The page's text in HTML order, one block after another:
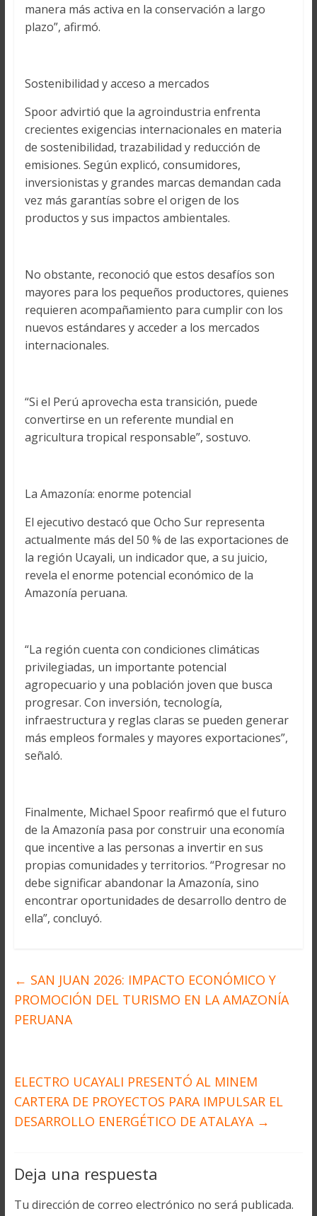
manera más activa en la conservación a largo
plazo”, afirmó.
Sostenibilidad y acceso a mercados
Spoor advirtió que la agroindustria enfrenta
crecientes exigencias internacionales en materia
de sostenibilidad, trazabilidad y reducción de
emisiones. Según explicó, consumidores,
inversionistas y grandes marcas demandan cada
vez más garantías sobre el origen de los
productos y sus impactos ambientales.
No obstante, reconoció que estos desafíos son
mayores para los pequeños productores, quienes
requieren acompañamiento para cumplir con los
nuevos estándares y acceder a los mercados
internacionales.
“Si el Perú aprovecha esta transición, puede
convertirse en un referente mundial en
agricultura tropical responsable”, sostuvo.
La Amazonía: enorme potencial
El ejecutivo destacó que Ocho Sur representa
actualmente más del 50 % de las exportaciones de
la región Ucayali, un indicador que, a su juicio,
revela el enorme potencial económico de la
Amazonía peruana.
“La región cuenta con condiciones climáticas
privilegiadas, un importante potencial
agropecuario y una población joven que busca
progresar. Con inversión, tecnología,
infraestructura y reglas claras se pueden generar
más empleos formales y mayores exportaciones”,
señaló.
Finalmente, Michael Spoor reafirmó que el futuro
de la Amazonía pasa por construir una economía
que incentive a las personas a invertir en sus
propias comunidades y territorios. “Progresar no
debe significar abandonar la Amazonía, sino
encontrar oportunidades de desarrollo dentro de
ella”, concluyó.
← SAN JUAN 2026: IMPACTO ECONÓMICO Y
PROMOCIÓN DEL TURISMO EN LA AMAZONÍA
PERUANA
ELECTRO UCAYALI PRESENTÓ AL MINEM
CARTERA DE PROYECTOS PARA IMPULSAR EL
DESARROLLO ENERGÉTICO DE ATALAYA →
Deja una respuesta
Tu dirección de correo electrónico no será publicada.